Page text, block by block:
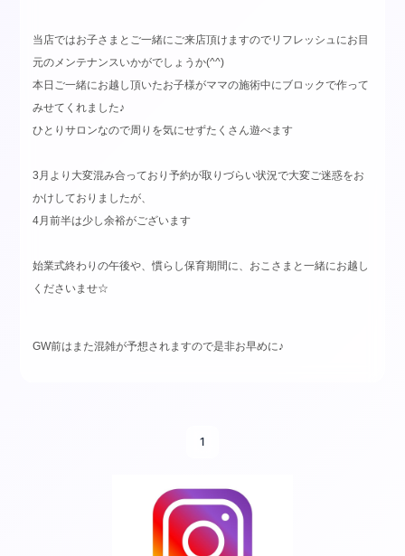
当店ではお子さまとご一緒にご来店頂けますのでリフレッシュにお目
元のメンテナンスいかがでしょうか(^^)
本日ご一緒にお越し頂いたお子様がママの施術中にブロックで作って
みせてくれました♪
ひとりサロンなので周りを気にせずたくさん遊べます
3月より大変混み合っており予約が取りづらい状況で大変ご迷惑をお
かけしておりましたが、
4月前半は少し余裕がございます
始業式終わりの午後や、慣らし保育期間に、おこさまと一緒にお越し
くださいませ☆
GW前はまた混雑が予想されますので是非お早めに♪
1